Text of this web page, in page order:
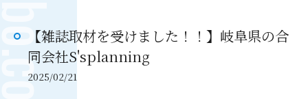
【雑誌取材を受けました！！】岐阜県の合
同会社S'splanning
2025/02/21